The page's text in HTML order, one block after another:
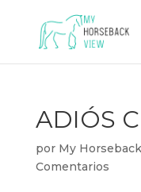
ADIÓS
por My
Comentarios